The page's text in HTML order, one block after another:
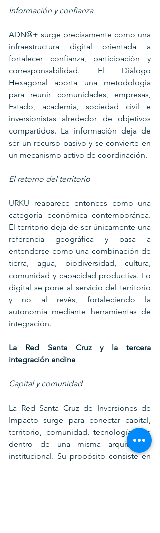
Información y confianza
ADN@+ surge precisamente como una
infraestructura digital orientada a
fortalecer confianza, participación y
corresponsabilidad. El Diálogo
Hexagonal aporta una metodología
para reunir comunidades, empresas,
Estado, academia, sociedad civil e
inversionistas alrededor de objetivos
compartidos. La información deja de
ser un recurso pasivo y se convierte en
un mecanismo activo de coordinación.
El retorno del territorio
URKU reaparece entonces como una
categoría económica contemporánea.
El territorio deja de ser únicamente una
referencia geográfica y pasa a
entenderse como una combinación de
tierra, agua, biodiversidad, cultura,
comunidad y capacidad productiva. Lo
digital se pone al servicio del territorio
y no al revés, fortaleciendo la
autonomía mediante herramientas de
integración.
La Red Santa Cruz y la tercera
integración andina
Capital y comunidad
La Red Santa Cruz de Inversiones de
Impacto surge para conectar capital,
territorio, comunidad, tecnología y fe
dentro de una misma arquitectura
institucional. Su propósito consiste en